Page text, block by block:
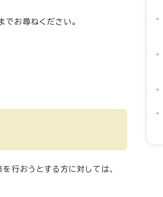
お尋ねください。
行おうとする方に対しては、